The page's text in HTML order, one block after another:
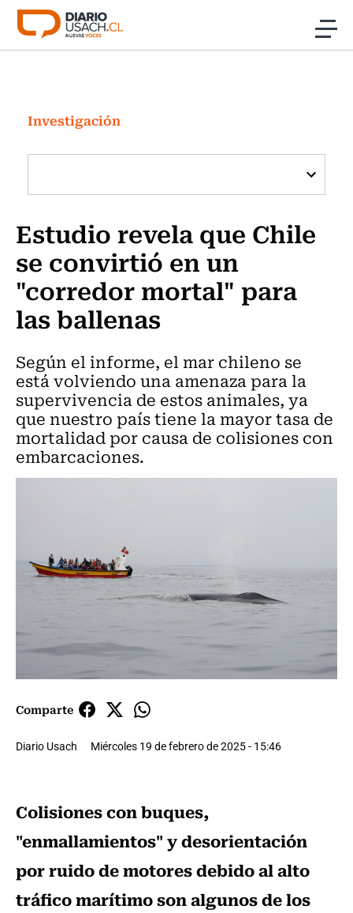
Click acá para ir directamente al contenido
Investigación
Cultura
Programas Radio y TV Usach
Investigación
Estudio revela que Chile
se convirtió en un
"corredor mortal" para
las ballenas
Según el informe, el mar chileno se
está volviendo una amenaza para la
supervivencia de estos animales, ya
que nuestro país tiene la mayor tasa de
mortalidad por causa de colisiones con
embarcaciones.
Comparte
Diario Usach Miércoles 19 de febrero de 2025 - 15:46
Colisiones con buques,
"enmallamientos" y desorientación
por ruido de motores debido al alto
tráfico marítimo son algunos de los